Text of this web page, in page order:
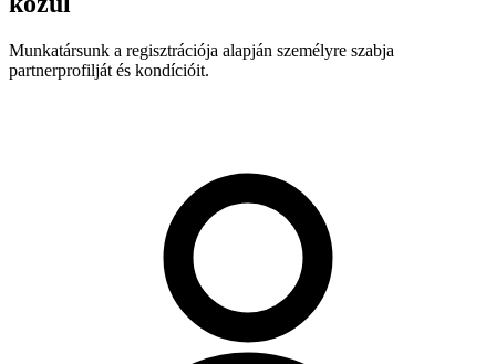
Munkatársunk a regisztrációja alapján személyre szabja
partnerprofilját és kondícióit.